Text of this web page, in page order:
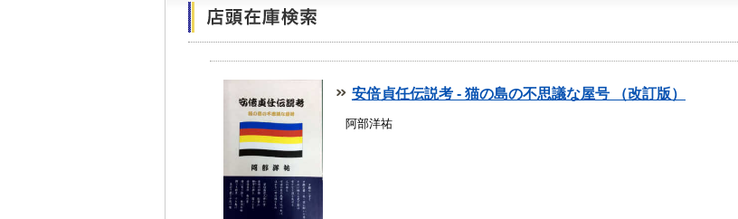
安倍貞任伝説考 - 猫の島の不思議な屋号 （改訂版）
阿部洋祐